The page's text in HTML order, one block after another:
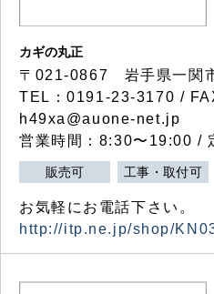
カギの丸正
〒021-0867 岩手県一関
TEL：0191-23-3170 /
h49xa@auone-net.jp
営業時間：8:30〜19:00 /
販売可 工事・取付可
お気軽にお電話下さい。
http://itp.ne.jp/shop/